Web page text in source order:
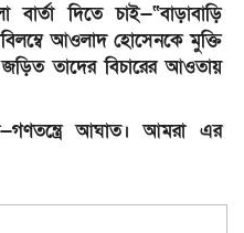
দিতে চাই—“বাড়াবাড়ি
আওলাদ হোসেনকে মুক্তি
তাদের বিচারের আওতায়
আঘাত। আমরা এর